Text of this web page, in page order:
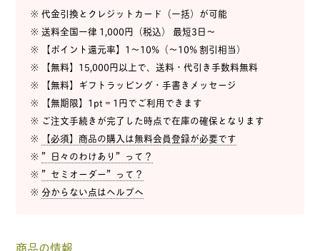
※ 代金引換とクレジットカード（一括）が可能
※ 送料全国一律 1,000円（税込） 最短3日〜
※ 【ポイント還元率】1〜10%（〜10% 割引相当）
※ 【無料】15,000円以上で、送料・代引き手数料無料
※ 【無料】ギフトラッピング・手書きメッセージ
※ 【無期限】1pt = 1円でご利用できます
※ ご注文手続きが完了した時点で在庫の確保となります
※ 【必須】商品の購入は無料会員登録が必要です
※”日々のわけあり”って？
※”セミオーダー”って？
※分からない点はヘルプへ
商品の情報